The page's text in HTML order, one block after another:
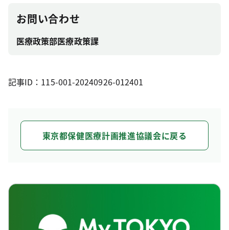
お問い合わせ
医療政策部医療政策課
記事ID：115-001-20240926-012401
東京都保健医療計画推進協議会に戻る